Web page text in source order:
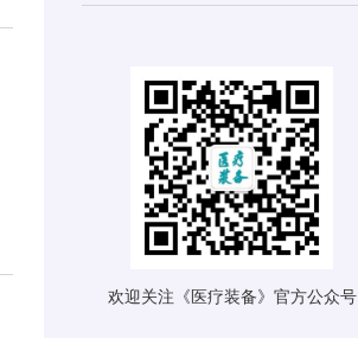
欢迎关注《医疗装备》官方公众号